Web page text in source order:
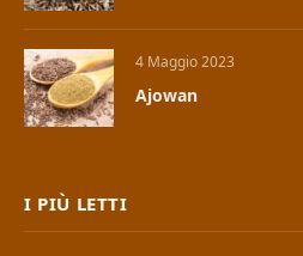
4 Maggio 2023
Ajowan
I PIÙ LETTI